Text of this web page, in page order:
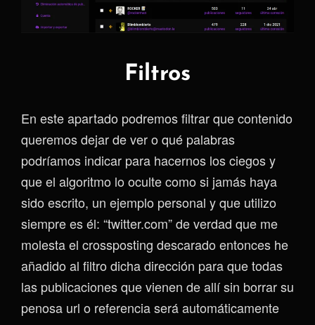
Filtros
En este apartado podremos filtrar que contenido
queremos dejar de ver o qué palabras
podríamos indicar para hacernos los ciegos y
que el algoritmo lo oculte como si jamás haya
sido escrito, un ejemplo personal y que utilizo
siempre es él: “twitter.com” de verdad que me
molesta el crossposting descarado entonces he
añadido al filtro dicha dirección para que todas
las publicaciones que vienen de allí sin borrar su
penosa url o referencia será automáticamente